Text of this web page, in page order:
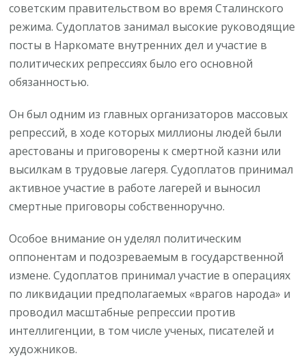
советским правительством во время Сталинского
режима. Судоплатов занимал высокие руководящие
посты в Наркомате внутренних дел и участие в
политических репрессиях было его основной
обязанностью.
Он был одним из главных организаторов массовых
репрессий, в ходе которых миллионы людей были
арестованы и приговорены к смертной казни или
высилкам в трудовые лагеря. Судоплатов принимал
активное участие в работе лагерей и выносил
смертные приговоры собственноручно.
Особое внимание он уделял политическим
оппонентам и подозреваемым в государственной
измене. Судоплатов принимал участие в операциях
по ликвидации предполагаемых «врагов народа» и
проводил масштабные репрессии против
интеллигенции, в том числе ученых, писателей и
художников.